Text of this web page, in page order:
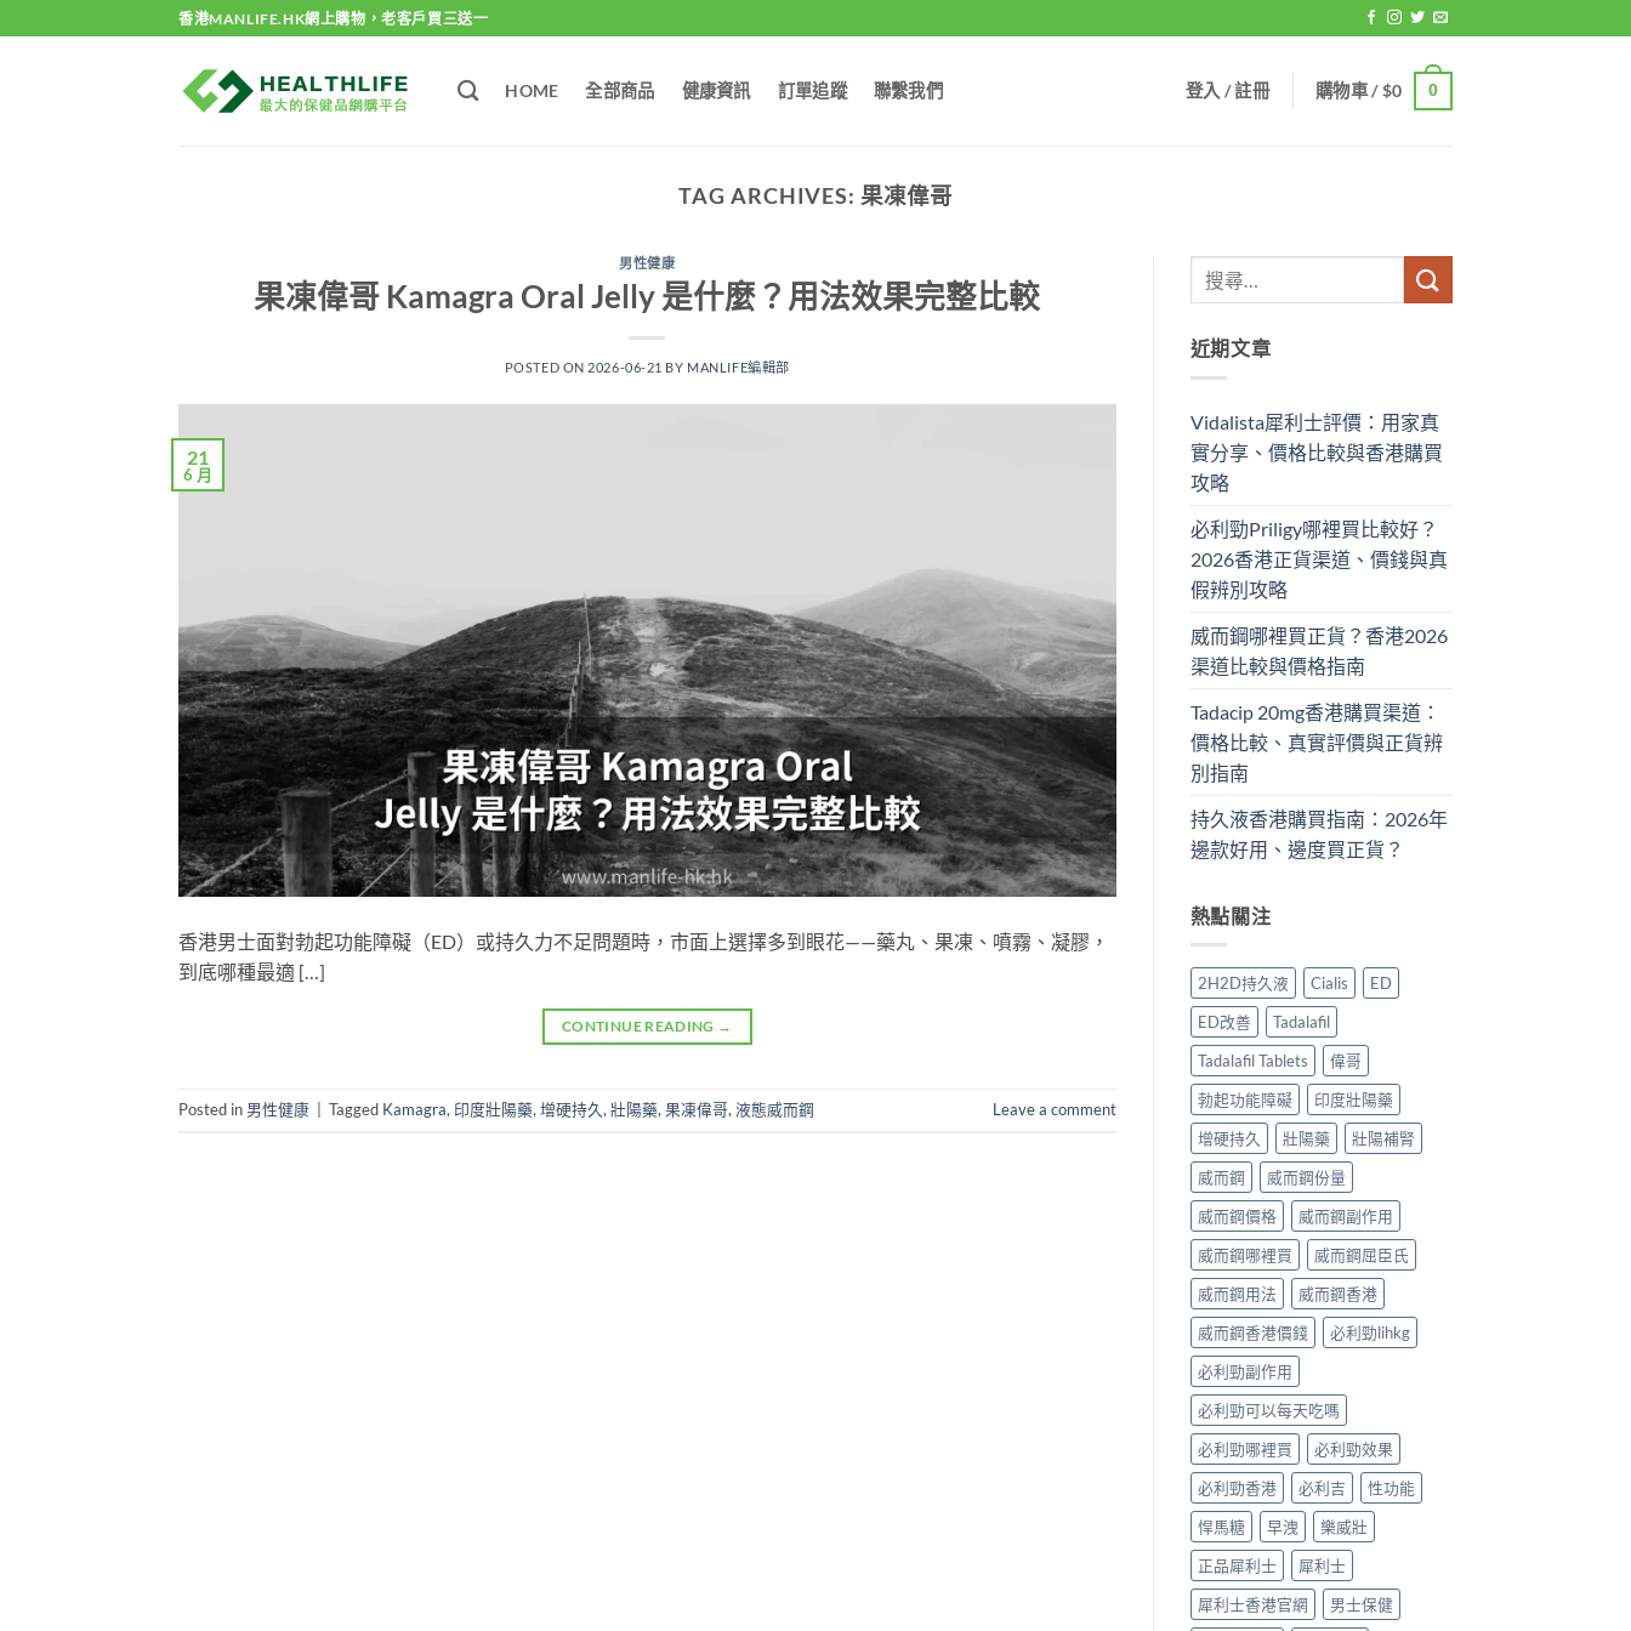
to
香港MANLIFE.HK網上購物，老客戶買三送一
HOME 全部商品 健康資訊 訂單追蹤 聯繫我們 登入 / 註冊 購物車 /$0 0
TAG ARCHIVES: 果凍偉哥
男性健康
果凍偉哥 Kamagra Oral Jelly 是什麼？用法效果完整比較
POSTED ON 2026-06-21 BY MANLIFE編輯部
21
6 月
香港男士面對勃起功能障礙（ED）或持久力不足問題時，市面上選擇多到眼花——藥丸、果凍、噴霧、凝膠，
到底哪種最適 […]
CONTINUE READING →
Posted in 男性健康 Tagged Kamagra, 印度壯陽藥, 增硬持久, 壯陽藥, 果凍偉哥, 液態威而鋼 Leave a comment
近期文章
Vidalista犀利士評價：用家真
實分享、價格比較與香港購買
攻略
必利勁Priligy哪裡買比較好？
2026香港正貨渠道、價錢與真
假辨別攻略
威而鋼哪裡買正貨？香港2026
渠道比較與價格指南
Tadacip 20mg香港購買渠道：
價格比較、真實評價與正貨辨
別指南
持久液香港購買指南：2026年
邊款好用、邊度買正貨？
熱點關注
2H2D持久液 Cialis
ED
ED改善
Tadalafil
Tadalafil Tablets
偉哥
勃起功能障礙
印度壯陽藥
增硬持久
壯陽藥
壯陽補腎
威而鋼
威而鋼份量
威而鋼價格
威而鋼副作用
威而鋼哪裡買
威而鋼屈臣氏
威而鋼用法
威而鋼香港
威而鋼香港價錢
必利勁lihkg
必利勁副作用
必利勁可以每天吃嗎
必利勁哪裡買
必利勁效果
必利勁香港
必利吉
性功能
悍馬糖
早洩
樂威壯
正品犀利士
犀利士
犀利士香港官網
男士保健